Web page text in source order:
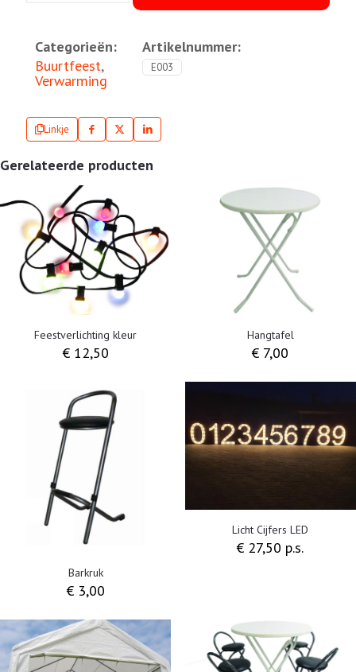
Categorieën:
Buurtfeest,
Verwarming
Artikelnummer:
E003
Linkje
Gerelateerde producten
Feestverlichting kleur
€12,50
Hangtafel
€ 7,00
Barkruk
€3,00
Licht Cijfers LED
€ 27,50 p.s.